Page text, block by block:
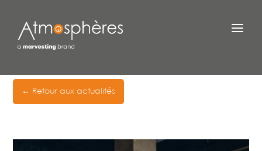
← Retour aux actualités